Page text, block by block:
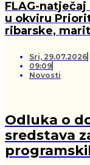
FLAG-
u okviru
ribarske,
osnova
2021. – 2027.
Sri, 29.07.2026
09:09
Novosti
Odluka o
sredstava